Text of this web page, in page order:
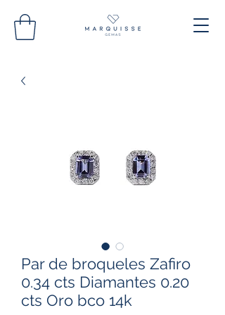
Par de broqueles Zafiro
0.34 cts Diamantes 0.20
cts Oro bco 14k